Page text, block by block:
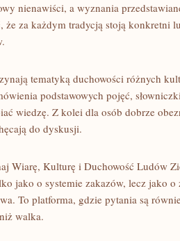
nienawiści, a wyznania
że za każdym tradycją stoją konkretni
tematyką duchowości różnych
podstawowych pojęć,
wiedzę. Z kolei dla osób dobrze
do dyskusji.
Wiarę, Kulturę i Duchowość Ludów
jako o systemie zakazów, lecz jako
To platforma, gdzie pytania są
walka.